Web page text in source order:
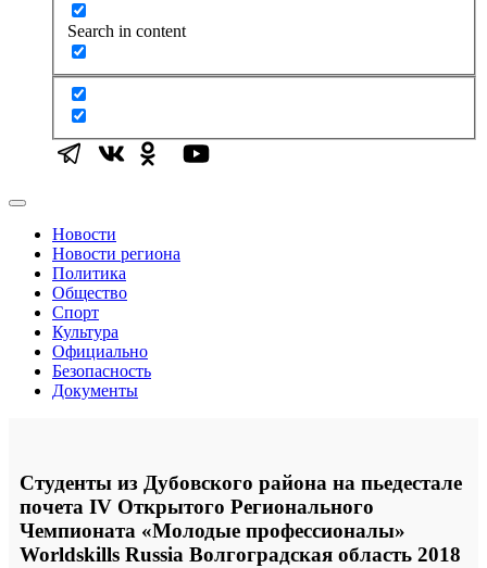
Search in content
Новости
Новости региона
Политика
Общество
Спорт
Культура
Официально
Безопасность
Документы
Студенты из Дубовского района на пьедестале
почета IV Открытого Регионального
Чемпионата «Молодые профессионалы»
Worldskills Russia Волгоградская область 2018